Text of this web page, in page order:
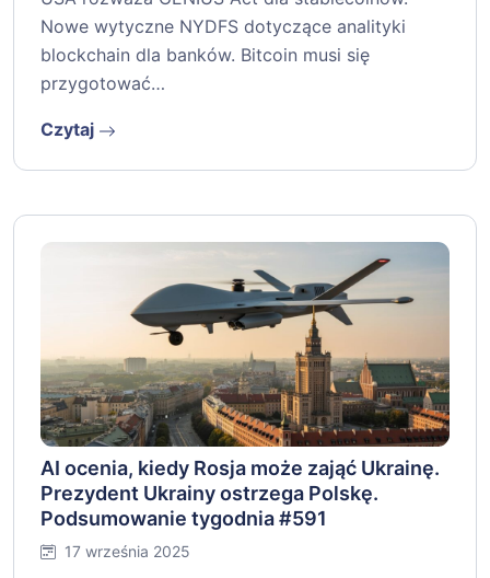
Nowe wytyczne NYDFS dotyczące analityki
blockchain dla banków. Bitcoin musi się
przygotować…
Czytaj
AI ocenia, kiedy Rosja może zająć Ukrainę.
Prezydent Ukrainy ostrzega Polskę.
Podsumowanie tygodnia #591
17 września 2025